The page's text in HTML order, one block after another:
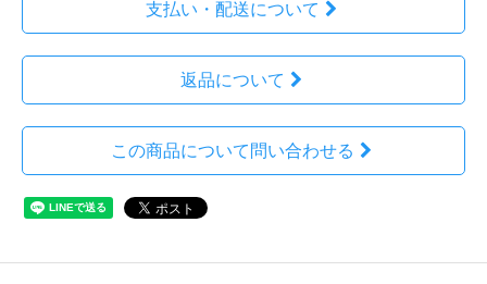
支払い・配送について
返品について
この商品について問い合わせる